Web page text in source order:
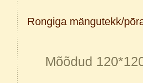
Rongiga mängutekk/
Mõõdud